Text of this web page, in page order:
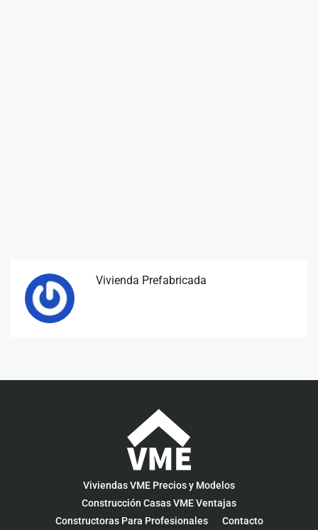
Vivienda Prefabricada
Viviendas VME Precios y Modelos
Construcción Casas VME Ventajas
Constructoras Para Profesionales
Contacto